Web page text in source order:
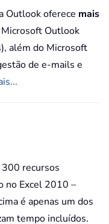
Outlook oferece mais
Microsoft Outlook
além do Microsoft
de e-mails e
recursos
no Excel 2010 –
é apenas um dos
tempo incluídos.